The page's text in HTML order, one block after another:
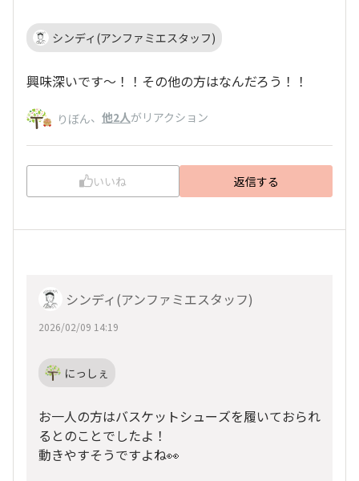
シンディ(アンファミエスタッフ)
興味深いです〜！！その他の方はなんだろう！！
りぼん、 他2人がリアクション
いいね 返信する
シンディ(アンファミエスタッフ)
2026/02/09 14:19
にっしぇ
お一人の方はバスケットシューズを履いておられ
るとのことでしたよ！
動きやすそうですよね👀